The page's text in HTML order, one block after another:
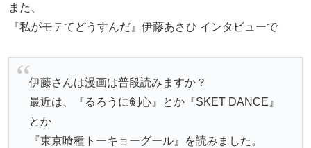
また、
『私がモテてどうすんだ』伊藤あさひ インタビューで
伊藤さんは漫画は普段読みますか？
最近は、『るろうに剣心』とか『SKET DANCE』
とか
『東京喰種トーキョーグール』を読みました。